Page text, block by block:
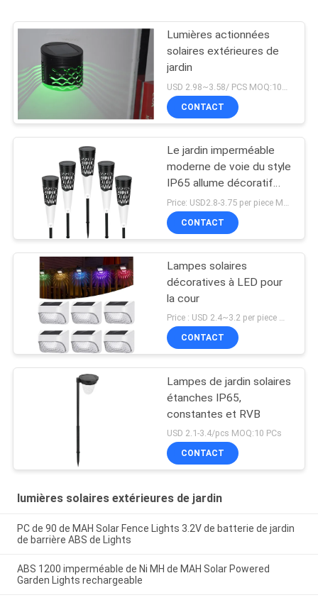
Lumières actionnées
solaires extérieures de
jardin
CONTACT
Le jardin imperméable
moderne de voie du style
IP65 allume décoratif
actionné solaire
CONTACT
Lampes solaires
décoratives à LED pour
la cour
Price : USD 2.4~3.2 per piece MOQ:100 PCs
CONTACT
Lampes de jardin solaires
étanches IP65,
constantes et RVB
USD 2.1-3.4/pcs MOQ:10 PCs
CONTACT
lumières solaires extérieures de jardin
PC de 90 de MAH Solar Fence Lights 3.2V de batterie de jardin
de barrière ABS de Lights
ABS 1200 imperméable de Ni MH de MAH Solar Powered
Garden Lights rechargeable